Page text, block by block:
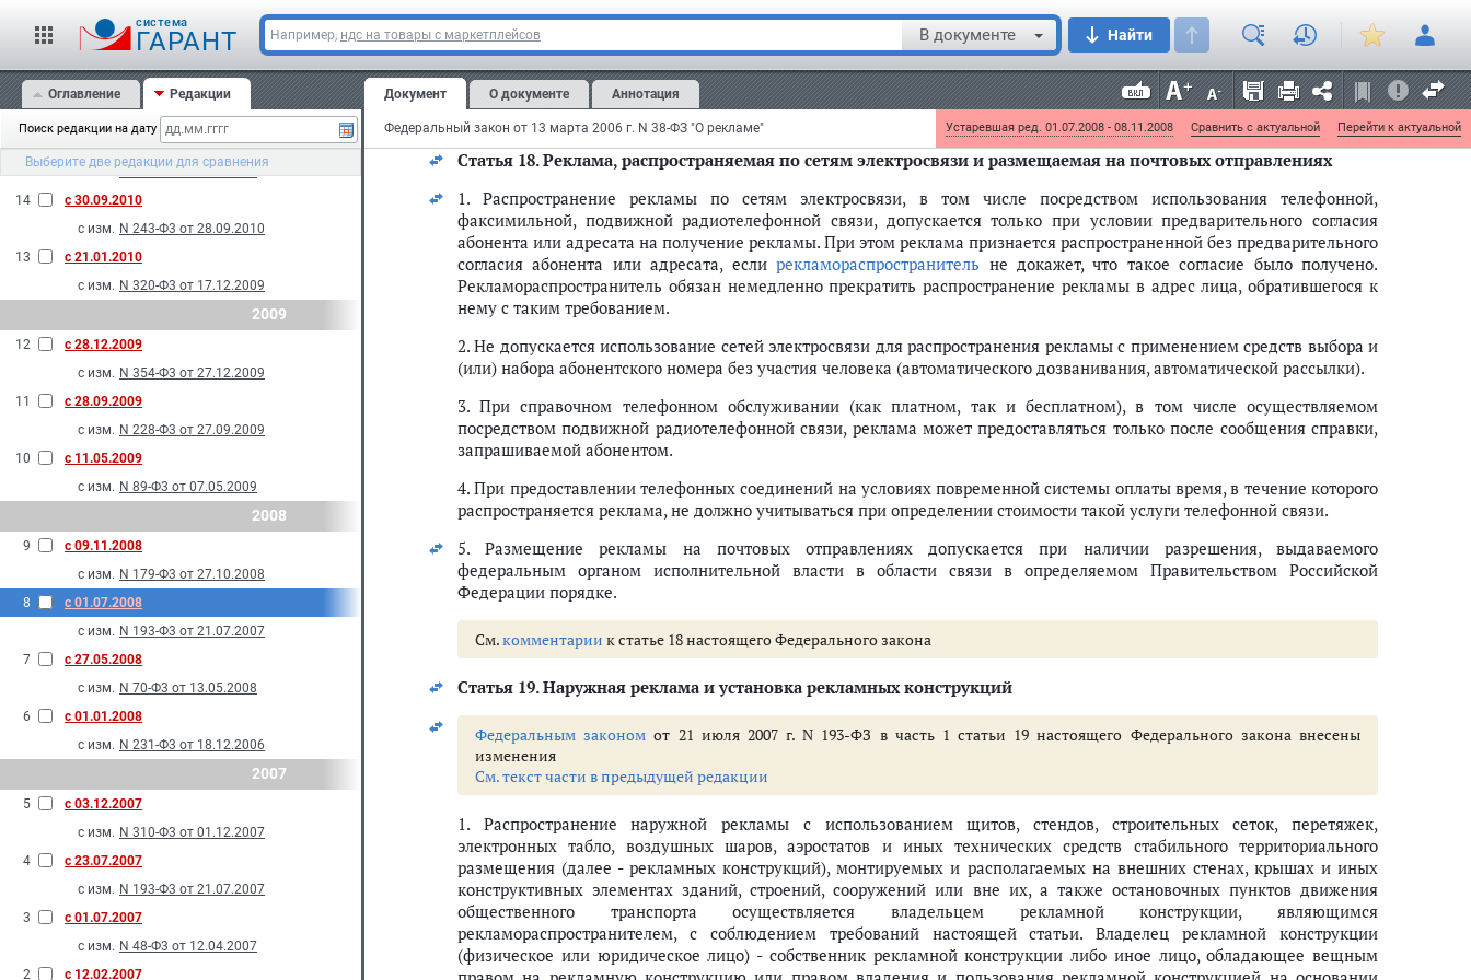
cистема
ГАРАНТ Например, ндс на товары с маркетплейсов В документе Найти
Оглавление Редакции
Поиск редакции на дату
Выберите две редакции для сравнения
с изм. N 56-Ф3 от 05.04.2011
с изм. N 194-Ф3 от 27.07.2010
2010
с изм.
N 87-Ф3 от 19.05.2010
14
с 30.09.2010
с изм. N 243-Ф3 от 28.09.2010
13
с 21.01.2010
с изм. N 320-Ф3 от 17.12.2009
2009
12
с 28.12.2009
с изм. N 354-Ф3 от 27.12.2009
11
с 28.09.2009
с изм. N 228-Ф3 от 27.09.2009
10
с 11.05.2009
с изм. N 89-Ф3 от 07.05.2009
2008
9
с 09.11.2008
с изм. N 179-Ф3 от 27.10.2008
8
с 01.07.2008
с изм. N 193-Ф3 от 21.07.2007
7
с 27.05.2008
с изм. N 70-Ф3 от 13.05.2008
6
с 01.01.2008
с изм. N 231-Ф3 от 18.12.2006
2007
5
с 03.12.2007
с изм. N 310-Ф3 от 01.12.2007
4
с 23.07.2007
с изм. N 193-Ф3 от 21.07.2007
3
с 01.07.2007
с изм. N 48-Ф3 от 12.04.2007
2
с 12.02.2007
Документ О документе Аннотация
Федеральный закон от 13 марта 2006 г. N 38-ФЗ "О рекламе" Устаревшая ред. 01.07.2008 - 08.11.2008 Сравнить с актуальной Перейти к актуальной
При кино- и видеообслуживании не допускается прерываниерекламойдемонстрации фильма, а также совмещение
рекламы с демонстрацией фильма способом "бегущей строки" или иным способом ее наложения на кадр
демонстрируемого фильма.
См.комментариик статье 17 настоящего Федерального закона
Статья 18.Реклама, распространяемая по сетям электросвязи и размещаемая на почтовых отправлениях
1. Распространение рекламы по сетям электросвязи, в том числе посредством использования телефонной,
факсимильной, подвижной радиотелефонной связи, допускается только при условии предварительного согласия
абонента или адресата на получение рекламы. При этом реклама признается распространенной без предварительного
согласия абонента или адресата, еслирекламораспространитель не докажет, что такое согласие было получено.
Рекламораспространитель обязан немедленно прекратить распространение рекламы в адрес лица, обратившегося к
нему с таким требованием.
2. Не допускается использование сетей электросвязи для распространения рекламы с применением средств выбора и
(или) набора абонентского номера без участия человека (автоматического дозванивания, автоматической рассылки).
3. При справочном телефонном обслуживании (как платном, так и бесплатном), в том числе осуществляемом
посредством подвижной радиотелефонной связи, реклама может предоставляться только после сообщения справки,
запрашиваемой абонентом.
4. При предоставлении телефонных соединений на условиях повременной системы оплаты время, в течение которого
распространяется реклама, не должно учитываться при определении стоимости такой услуги телефонной связи.
5. Размещение рекламы на почтовых отправлениях допускается при наличии разрешения, выдаваемого
федеральным органом исполнительной власти в области связи в определяемом Правительством Российской
Федерации порядке.
См.комментарии к статье 18 настоящего Федерального закона
Статья 19.Наружная реклама и установка рекламных конструкций
Федеральным законом от 21 июля 2007 г. N 193-ФЗ в часть 1 статьи 19 настоящего Федерального закона внесены
изменения
См. текст части в предыдущей редакции
1. Распространение наружной рекламы с использованием щитов, стендов, строительных сеток, перетяжек,
электронных табло, воздушных шаров, аэростатов и иных технических средств стабильного территориального
размещения (далее - рекламных конструкций), монтируемых и располагаемых на внешних стенах, крышах и иных
конструктивных элементах зданий, строений, сооружений или вне их, а также остановочных пунктов движения
общественного транспорта осуществляется владельцем рекламной конструкции, являющимся
рекламораспространителем, с соблюдением требований настоящей статьи. Владелец рекламной конструкции
(физическое или юридическое лицо) - собственник рекламной конструкции либо иное лицо, обладающее вещным